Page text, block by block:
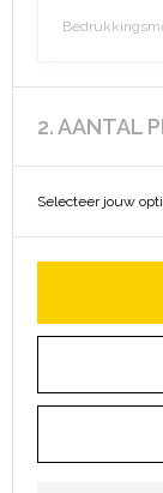
Goodiebags
Reistassensets
Collegetassen
2. AANTAL
Selecteer jouw